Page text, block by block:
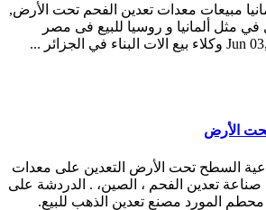
مبيعات معدات تعدين الفحم تحت الأرض,
في مثل ألمانيا و روسيا للبيع فى مصر
الأرض
السطح تحت الأرض التعدين على معدات
تعدين الفحم ، الصين، . الدردشة على
محطم المورد مصنع تعدين الذهب للبيع.